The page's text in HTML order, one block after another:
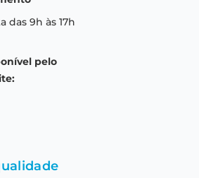
de uso
das 9h às 17h
pelo